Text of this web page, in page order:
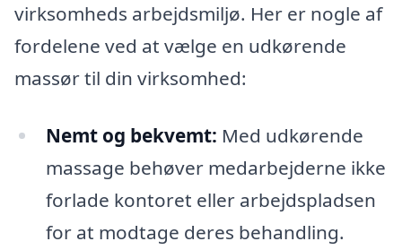
virksomheds arbejdsmiljø. Her er nogle af
fordelene ved at vælge en udkørende
massør til din virksomhed:
Nemt og bekvemt: Med udkørende
massage behøver medarbejderne ikke
forlade kontoret eller arbejdspladsen
for at modtage deres behandling.